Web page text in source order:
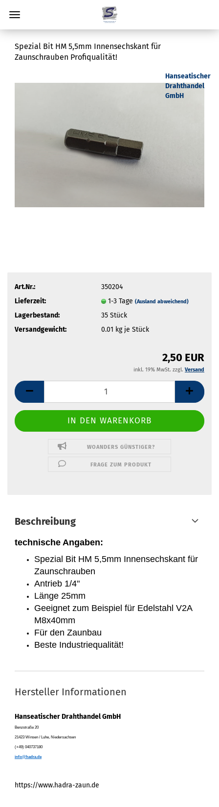
Spezial Bit HM 5,5mm Innensechskant für
Zaunschrauben Profiqualität!
Hanseatischer
Drahthandel
GmbH
Art.Nr.:
350204
Lieferzeit:
1-3 Tage (Ausland abweichend)
Lagerbestand: 35 Stück
Versandgewicht:
0.01 kg je Stück
2,50 EUR
inkl. 19% MwSt. zzgl. Versand
WOANDERS GÜNSTIGER?
FRAGE ZUM PRODUKT
Beschreibung
technische Angaben:
Spezial Bit HM 5,5mm Innensechskant für
Zaunschrauben
Antrieb 1/4"
Länge 25mm
Geeignet zum Beispiel für Edelstahl V2A
M8x40mm
Für den Zaunbau
Beste Industriequalität!
Hersteller Informationen
Hanseatischer Drahthandel GmbH
Benzstraße 20
21423 Winsen / Luhe, Niedersachsen
(+49) 040737180
info@hadra.de
https://www.hadra-zaun.de